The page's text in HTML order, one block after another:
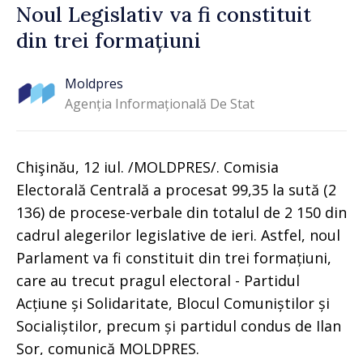
Noul Legislativ va fi constituit
din trei formațiuni
Moldpres
Agenția Informațională De Stat
Chişinău, 12 iul. /MOLDPRES/. Comisia
Electorală Centrală a procesat 99,35 la sută (2
136) de procese-verbale din totalul de 2 150 din
cadrul alegerilor legislative de ieri. Astfel, noul
Parlament va fi constituit din trei formațiuni,
care au trecut pragul electoral - Partidul
Acțiune și Solidaritate, Blocul Comuniștilor și
Socialiștilor, precum și partidul condus de Ilan
Șor, comunică MOLDPRES.